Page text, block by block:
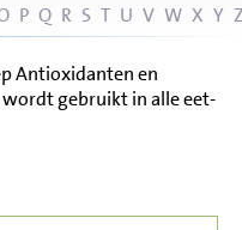
P Q R S T U V W X Y
Antioxidanten en
wordt gebruikt in alle eet-